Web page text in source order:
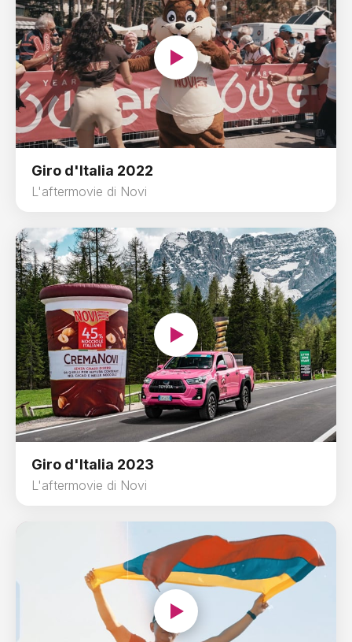
Giro d'Italia 2022
L'aftermovie di Novi
Giro d'Italia 2023
L'aftermovie di Novi